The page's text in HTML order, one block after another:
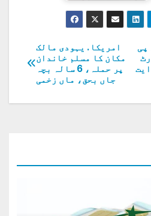
امریکا. یہودی مالک
مکان کا مسلم خاندان
پر حملہ، 6 سالہ بچہ
جاں بحق، ماں زخمی
پی